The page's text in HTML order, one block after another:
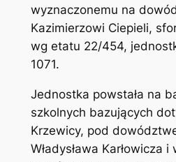
wyznaczonemu na
Kazimierzowi Ciepieli,
wg etatu 22/454,
1071.
Jednostka powstała na
szkolnych bazujących
Krzewicy, pod
Władysława Karłowicza i